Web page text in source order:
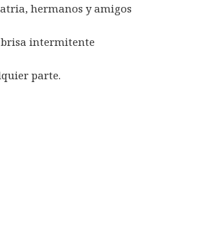
hermanos y amigos
intermitente
parte.